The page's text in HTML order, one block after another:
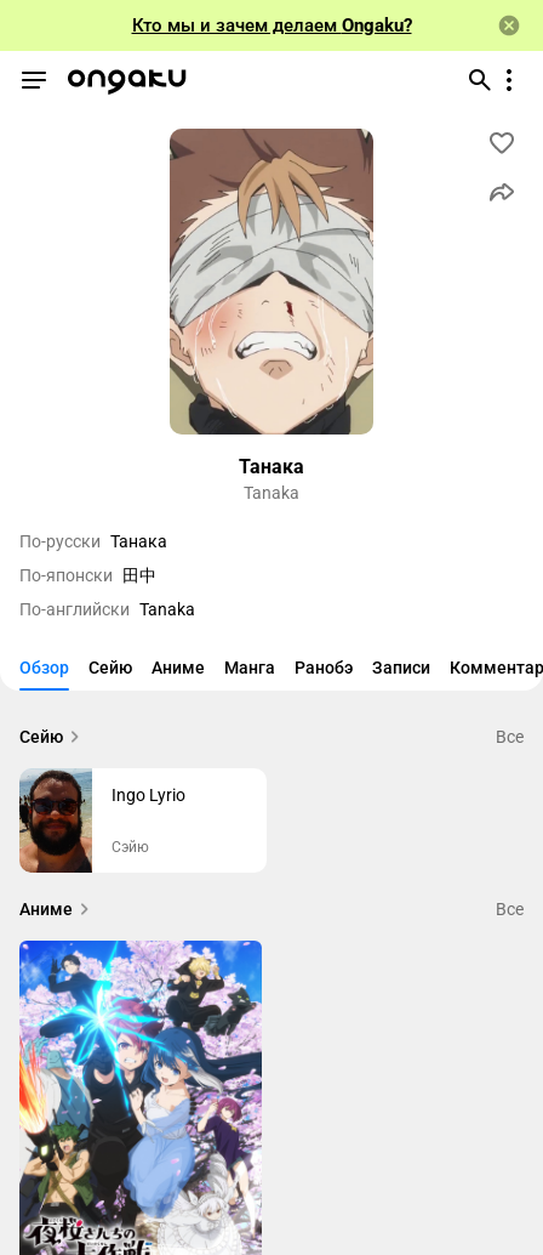
Кто мы и зачем делаем Ongaku?
Танака
Tanaka
По-русски Танака
По-японски
田中
По-английски Tanaka
Обзор Сейю Аниме Манга Ранобэ Записи
Сейю Все
Ingo Lyrio
Сэйю
Аниме Все